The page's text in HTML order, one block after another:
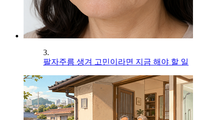
3.
팔자주름 생겨 고민이라면 지금 해야 할 일